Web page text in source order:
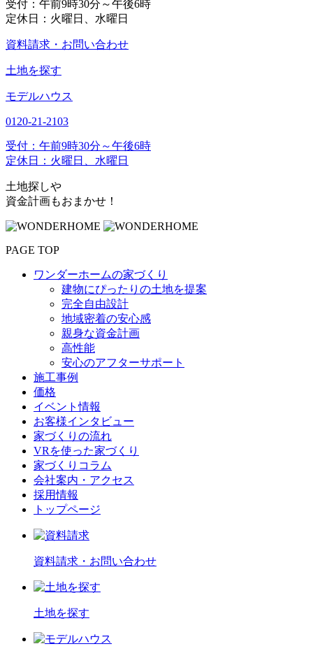
受付：午前9時30分～午後6時
定休日：火曜日、水曜日
資料請求・お問い合わせ
土地を探す
モデルハウス
0120-21-2103
受付：午前9時30分～午後6時
定休日：火曜日、水曜日
土地探しや
資金計画もおまかせ！
PAGE TOP
ワンダーホームの家づくり
建物にぴったりの土地を提案
完全自由設計
地域密着の安心感
親身な資金計画
高性能
安心のアフターサポート
施工事例
価格
イベント情報
お客様インタビュー
家づくりの流れ
VRを使った家づくり
家づくりコラム
会社案内・アクセス
採用情報
トップページ
資料請求 ・お問い合わせ
土地を探す